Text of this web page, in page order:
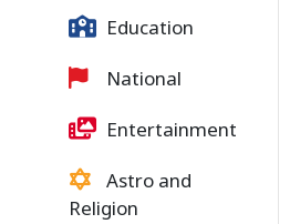
Education
National
Entertainment
Astro and
Religion